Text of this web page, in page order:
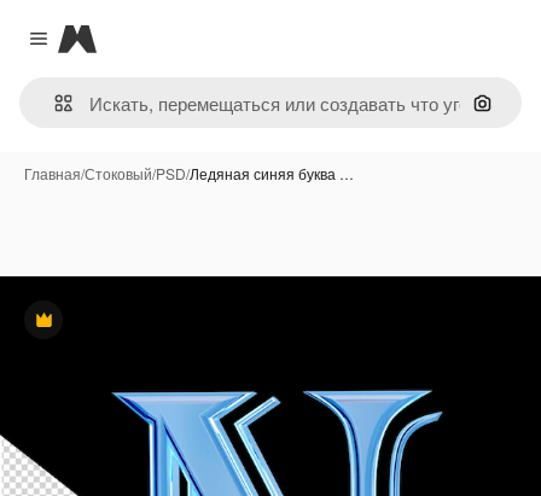
Close menu
Magnific
Поиск
Главная/Стоковый/PSD/Ледяная синяя буква …
Премиум